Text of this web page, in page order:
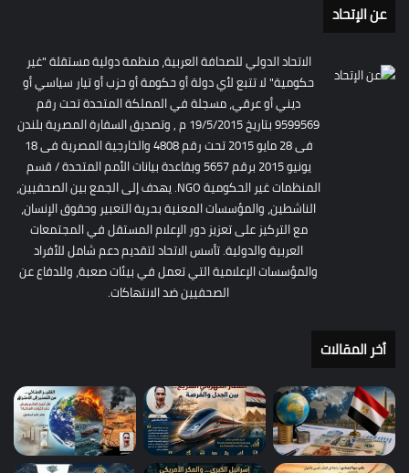
عن الإتحاد
الاتحاد الدولي للصحافة العربية، منظمة دولية مستقلة "غير
حكومية" لا تتبع لأي دولة أو حكومة أو حزب أو تيار سياسي أو
ديني أو عرقي، مسجلة في المملكة المتحدة تحت رقم
9599569 بتاريخ 19/5/2015 م , وتصديق السفارة المصرية بلندن
فى 28 مايو 2015 تحت رقم 4808 والخارجية المصرية فى 18
يونيو 2015 برقم 5657 وبقاعدة بيانات الأمم المتحدة / قسم
المنظمات غير الحكومية NGO. يهدف إلى الجمع بين الصحفيين،
الناشطين، والمؤسسات المعنية بحرية التعبير وحقوق الإنسان،
مع التركيز على تعزيز دور الإعلام المستقل في المجتمعات
العربية والدولية. تأسس الاتحاد لتقديم دعم شامل للأفراد
والمؤسسات الإعلامية التي تعمل في بيئات صعبة، وللدفاع عن
الصحفيين ضد الانتهاكات.
أخر المقالات